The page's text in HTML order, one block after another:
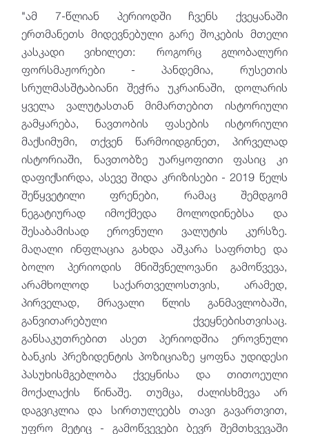
"ამ 7-წლიან პერიოდში ჩვენს ქვეყანაში
ერთმანეთს მიდევნებული გარე შოკების მთელი
კასკადი ვიხილეთ: როგორც გლობალური
ფორსმაჟორები - პანდემია, რუსეთის
სრულმასშტაბიანი შეჭრა უკრაინაში, დოლარის
ყველა ვალუტასთან მიმართებით ისტორიული
გამყარება, ნავთობის ფასების ისტორიული
მაქსიმუმი, თქვენ წარმოიდგინეთ, პირველად
ისტორიაში, ნავთობზე უარყოფითი ფასიც კი
დაფიქსირდა, ასევე შიდა კრიზისები - 2019 წელს
შეწყვეტილი ფრენები, რამაც შემდგომ
ნეგატიურად იმოქმედა მოლოდინებსა და
შესაბამისად ეროვნული ვალუტის კურსზე.
მაღალი ინფლაცია გახდა აშკარა საფრთხე და
ბოლო პერიოდის მნიშვნელოვანი გამოწვევა,
არამხოლოდ საქართველოსთვის, არამედ,
პირველად, მრავალი წლის განმავლობაში,
განვითარებული ქვეყნებისთვისაც.
განსაკუთრებით ასეთ პერიოდშია ეროვნული
ბანკის პრეზიდენტის პოზიციაზე ყოფნა უდიდესი
პასუხისმგებლობა ქვეყნისა და თითოეული
მოქალაქის წინაშე. თუმცა, ძალისხმევა არ
დაგვიკლია და სირთულეებს თავი გავართვით,
უფრო მეტიც - გამოწვევები ბევრ შემთხვევაში